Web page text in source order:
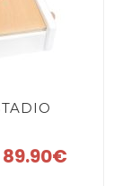
89.90€